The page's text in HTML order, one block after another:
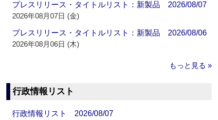
プレスリリース・タイトルリスト：新製品 2026/08/07
2026年08月07日 (金)
プレスリリース・タイトルリスト：新製品 2026/08/06
2026年08月06日 (木)
もっと見る »
行政情報リスト
行政情報リスト 2026/08/07